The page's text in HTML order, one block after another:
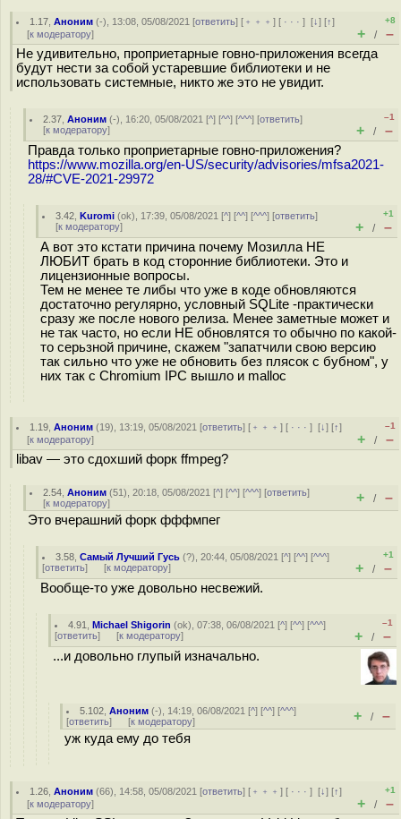
1.17 ,Аноним (-), 13:08, 05/08/2021 [ответить] [ ﹢﹢﹢] [ · · ·][↓] [↑]
[к модератору]
+8
+ / –
Не удивительно, проприетарные говно-приложения всегда
будут нести за собой устаревшие библиотеки и не
использовать системные, никто же это не увидит.
2.37 ,Аноним (-), 16:20, 05/08/2021 [^] [^^] [^^^] [ответить]
[к модератору]
–1
+ / –
Правда только проприетарные говно-приложения?
https://www.mozilla.org/en-US/security/advisories/mfsa2021-
28/#CVE-2021-29972
3.42 ,Kuromi (ok), 17:39, 05/08/2021 [^] [^^] [^^^] [ответить]
[к модератору]
+1
+ / –
А вот это кстати причина почему Мозилла НЕ
ЛЮБИТ брать в код сторонние библиотеки. Это и
лицензионные вопросы.
Тем не менее те либы что уже в коде обновляются
достаточно регулярно, условный SQLite -практически
сразу же после нового релиза. Менее заметные может и
не так часто, но если НЕ обновлятся то обычно по какой-
то серьзной причине, скажем "запатчили свою версию
так сильно что уже не обновить без плясок с бубном", у
них так с Chromium IPC вышло и malloc
1.19 ,Аноним (19), 13:19, 05/08/2021 [ответить] [ ﹢﹢﹢] [ · · ·][↓] [↑]
[к модератору]
–1
+ / –
libav — это сдохший форк ffmpeg?
2.54 ,Аноним (51), 20:18, 05/08/2021 [^] [^^] [^^^] [ответить]
[к модератору] + / –
Это вчерашний форк фффмпег
3.58 ,Самый Лучший Гусь (?), 20:44, 05/08/2021 [^] [^^] [^^^]
[ответить] [к модератору]
+1
+ / –
Вообще-то уже довольно несвежий.
4.91 ,Michael Shigorin (ok), 07:38, 06/08/2021 [^] [^^] [^^^]
[ответить] [к модератору]
–1
+ / –
...и довольно глупый изначально.
5.102 ,Аноним (-), 14:19, 06/08/2021 [^] [^^] [^^^]
[ответить] [к модератору] + / –
уж куда ему до тебя
1.26 ,Аноним (66), 14:58, 05/08/2021 [ответить] [ ﹢﹢﹢] [ · · ·][↓] [↑]
[к модератору]
+1
+ / –